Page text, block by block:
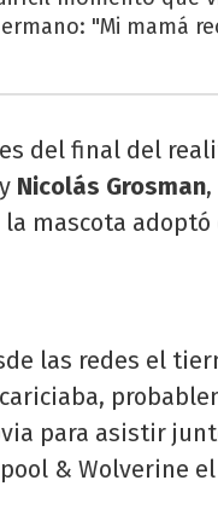
"Mi mamá
del final del
y Nicolás Grosman
mascota
las redes el
para asistir
& Wolverine